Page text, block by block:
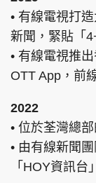
• 有線電視打
新聞，緊貼「
• 有線電視推
OTT App，前
2022
• 位於荃灣總
• 由有線新聞
「HOY資訊台